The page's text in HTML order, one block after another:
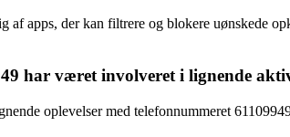
af apps, der kan filtrere og blokere uønskede
har været involveret i lignende
oplevelser med telefonnummeret